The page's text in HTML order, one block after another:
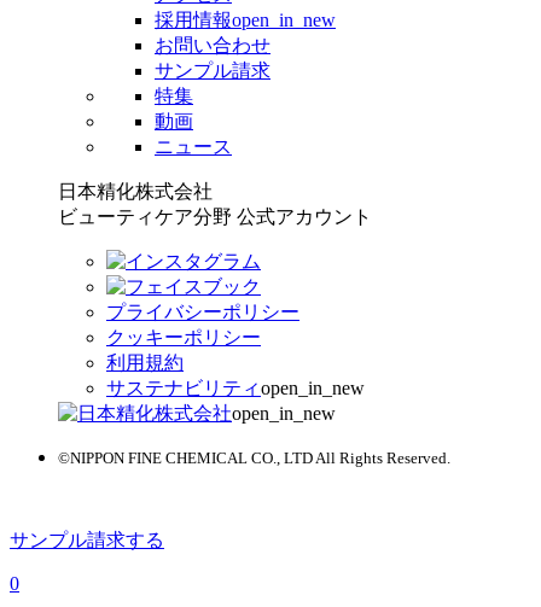
採用情報open_in_new
お問い合わせ
サンプル請求
特集
動画
ニュース
日本精化株式会社
ビューティケア分野 公式アカウント
プライバシーポリシー
クッキーポリシー
利用規約
サステナビリティopen_in_new
open_in_new
©NIPPON FINE CHEMICAL CO., LTD All Rights Reserved.
サンプル請求する
0